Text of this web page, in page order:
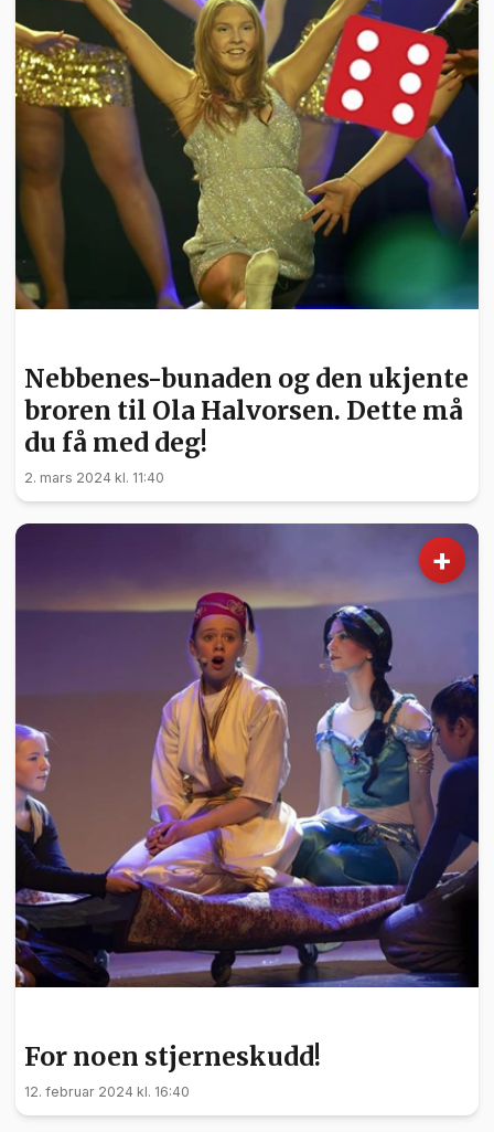
Nebbenes-bunaden og den ukjente
broren til Ola Halvorsen. Dette må
du få med deg!
2. mars 2024 kl. 11:40
+
For noen stjerneskudd!
12. februar 2024 kl. 16:40